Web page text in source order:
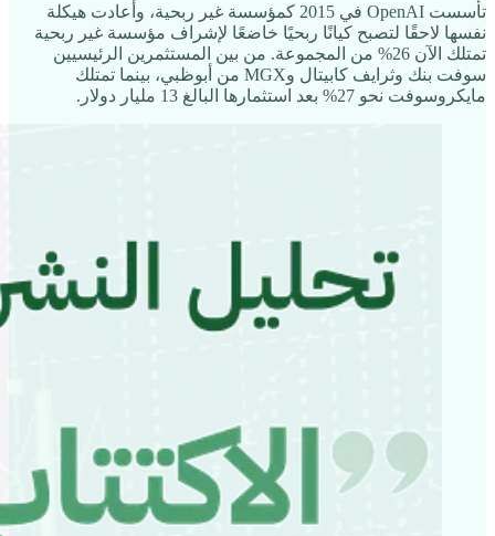
تأسست OpenAI في 2015 كمؤسسة غير ربحية، وأعادت هيكلة
نفسها لاحقًا لتصبح كيانًا ربحيًا خاضعًا لإشراف مؤسسة غير ربحية
تمتلك الآن 26% من المجموعة. من بين المستثمرين الرئيسيين
سوفت بنك وثرايف كابيتال وMGX من أبوظبي، بينما تمتلك
مايكروسوفت نحو 27% بعد استثمارها البالغ 13 مليار دولار.